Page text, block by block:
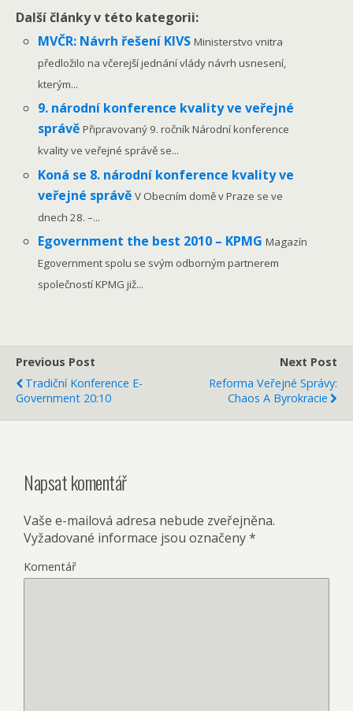
Další články v této kategorii:
MVČR: Návrh řešení KIVSMinisterstvo vnitra
předložilo na včerejší jednání vlády návrh usnesení,
kterým...
9. národní konference kvality ve veřejné
správěPřipravovaný 9. ročník Národní konference
kvality ve veřejné správě se...
Koná se 8. národní konference kvality ve
veřejné správěV Obecním domě v Praze se ve
dnech 28. –...
Egovernment the best 2010 – KPMGMagazín
Egovernment spolu se svým odborným partnerem
společností KPMG již...
Previous Post
Tradiční Konference E-
Government 20:10
Next Post
Reforma Veřejné Správy:
Chaos A Byrokracie
Napsat komentář
Vaše e-mailová adresa nebude zveřejněna.
Vyžadované informace jsou označeny*
Komentář